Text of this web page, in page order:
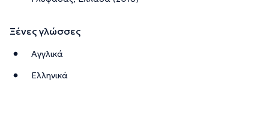
Ξένες γλώσσες
Αγγλικά
Ελληνικά